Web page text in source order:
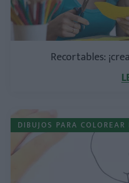
Recortables:
DIBUJOS PARA